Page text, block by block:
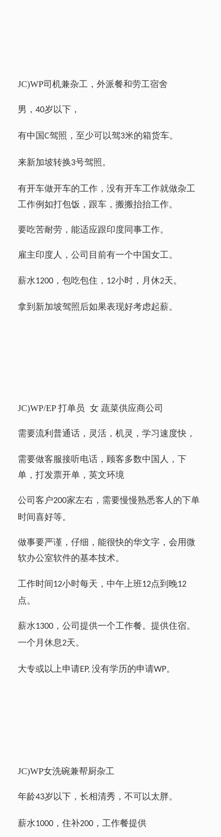
JC)WP司机兼杂工，外派餐和劳工宿舍
男， 40岁以下，
有中国C驾照，至少可以驾3米的箱货车。
来新加坡转换3号驾照。
有开车做开车的工作，没有开车工作就做杂工
工作例如打包饭，跟车，搬搬抬抬工作。
要吃苦耐劳，能适应跟印度同事工作。
雇主印度人，公司目前有一个中国女工。
薪水1200，包吃包住， 12小时，月休2天。
拿到新加坡驾照后如果表现好考虑起薪。
JC)WP/EP 打单员 女 蔬菜供应商公司
需要流利普通话，灵活，机灵，学习速度快，
需要做客服接听电话，顾客多数中国人，下
单，打发票开单，英文环境
公司客户200家左右，需要慢慢熟悉客人的下单
时间喜好等。
做事要严谨，仔细，能很快的华文字，会用微
软办公室软件的基本技术。
工作时间12小时每天，中午上班12点到晚12
点。
薪水1300，公司提供一个工作餐。提供住宿。
一个月休息2天。
大专或以上申请EP, 没有学历的申请WP。
JC)WP女洗碗兼帮厨杂工
年龄43岁以下，长相清秀，不可以太胖。
薪水1000，住补200，工作餐提供